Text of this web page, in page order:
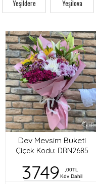
Yeşildere Yeşilova
Dev Mevsim Buketi
Çiçek Kodu: DRN2685
3749
,00TL
Kdv Dahil